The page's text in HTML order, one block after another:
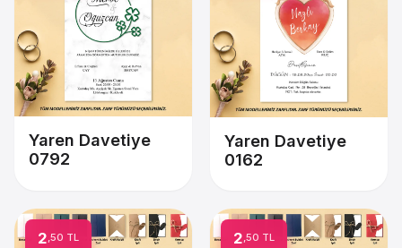
Yaren Davetiye
0792
Yaren Davetiye
0162
2,50 TL 2,50 TL